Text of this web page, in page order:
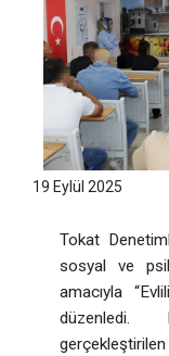
19 Eylül 2025
Tokat
sosyal ve
amacıyla
düzenledi.